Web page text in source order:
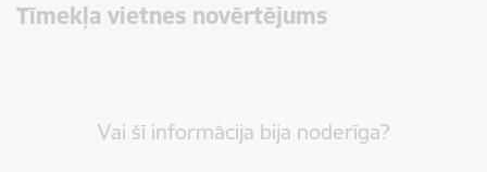
Tīmekļa vietnes novērtējums
Vai šī informācija bija noderīga?